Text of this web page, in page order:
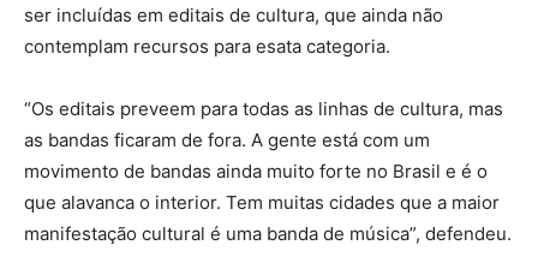
ser incluídas em editais de cultura, que ainda não
contemplam recursos para esata categoria.
“Os editais preveem para todas as linhas de cultura, mas
as bandas ficaram de fora. A gente está com um
movimento de bandas ainda muito forte no Brasil e é o
que alavanca o interior. Tem muitas cidades que a maior
manifestação cultural é uma banda de música”, defendeu.